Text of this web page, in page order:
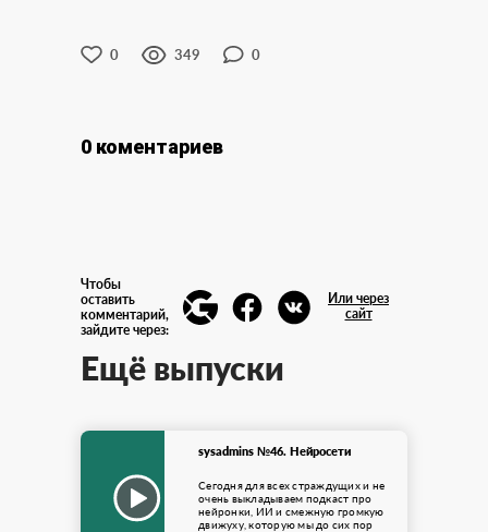
0 349 0
0 коментариев
Чтобы
оставить
комментарий,
зайдите через:
Или через
сайт
Ещё выпуски
sysadmins №46. Нейросети
Сегодня для всех страждущих и не
очень выкладываем подкаст про
нейронки, ИИ и смежную громкую
движуху, которую мы до сих пор